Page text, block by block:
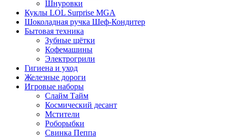
Шнуровки
Куклы LOL Surprise MGA
Шоколадная ручка Шеф-Кондитер
Бытовая техника
Зубные щётки
Кофемашины
Электрогрили
Гигиена и уход
Железные дороги
Игровые наборы
Слайм Тайм
Космический десант
Мстители
Роборыбки
Свинка Пеппа